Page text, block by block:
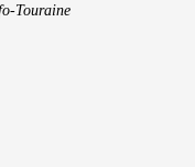
Touraine